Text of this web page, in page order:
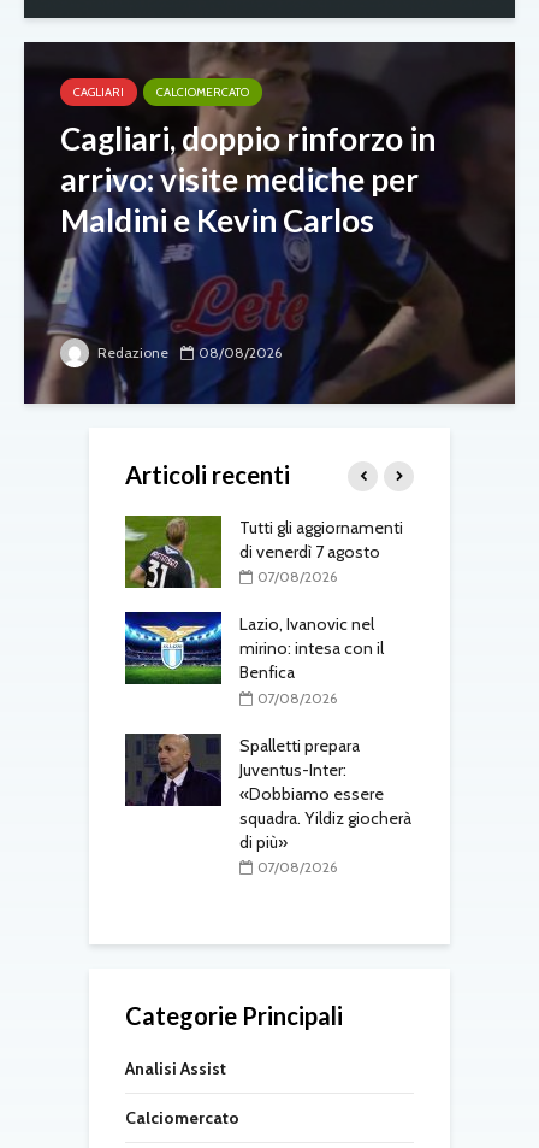
CAGLIARI CALCIOMERCATO
Cagliari, doppio rinforzo in
arrivo: visite mediche per
Maldini e Kevin Carlos
Redazione 08/08/2026
Articoli recenti
Tutti gli aggiornamenti
di venerdì 7 agosto
07/08/2026
Lazio, Ivanovic nel
mirino: intesa con il
Benfica
07/08/2026
Spalletti prepara
Juventus-Inter:
«Dobbiamo essere
squadra. Yildiz giocherà
di più»
07/08/2026
Categorie Principali
Analisi Assist
Calciomercato